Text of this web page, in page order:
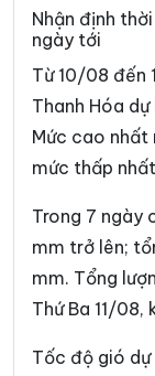
Xã Cẩm Thủy
Xã Cẩm Vân
Xã Công Chính
Xã Điền Quang
Xã Định Tân
Xã Đông Thành
Xã Giao An
Xã Hà Trung
Xã Hiền Kiệt
Nhận định
ngày tới
Từ 10/08 đến
Thanh Hóa
Mức cao nhất
mức thấp
Trong 7 ngày
mm trở lên;
mm. Tổng
Thứ Ba 11/08,
Tốc độ gió